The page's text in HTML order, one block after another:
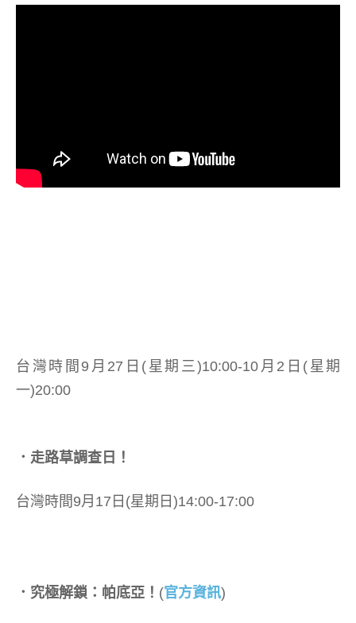
台灣時間9月27日(星期三)10:00-10月2日(星期
一)20:00
．走路草調查日！
台灣時間9月17日(星期日)14:00-17:00
．究極解鎖：帕底亞！ (官方資訊)